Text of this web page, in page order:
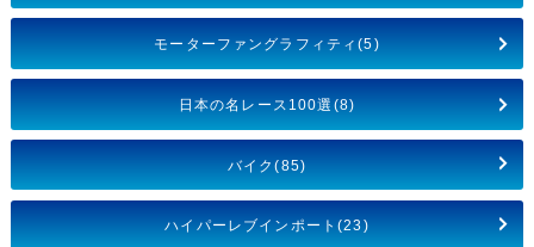
モーターファングラフィティ(5)
日本の名レース100選(8)
バイク(85)
ハイパーレブインポート(23)